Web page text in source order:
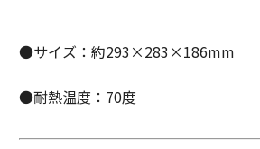
●サイズ：約293×283×186mm
●耐熱温度：70度